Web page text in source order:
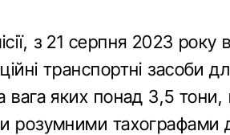
з 21 серпня 2023 року
транспортні засоби
вага яких понад 3,5 тони,
розумними тахографами